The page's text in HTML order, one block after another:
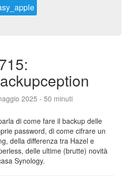
2025 - 50 minuti
di come fare il backup delle
password, di come cifrare un
della differenza tra Hazel e
delle ultime (brutte) novità
Synology.